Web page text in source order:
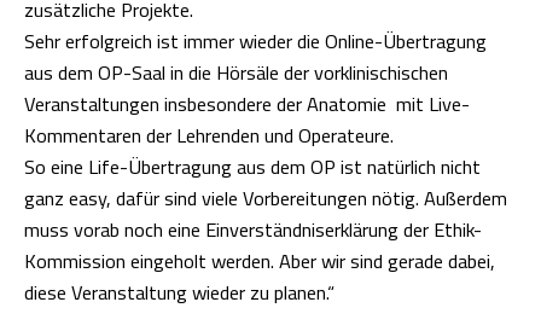
zusätzliche Projekte.
Sehr erfolgreich ist immer wieder die Online-Übertragung
aus dem OP-Saal in die Hörsäle der vorklinischischen
Veranstaltungen insbesondere der Anatomie mit Live-
Kommentaren der Lehrenden und Operateure.
So eine Life-Übertragung aus dem OP ist natürlich nicht
ganz easy, dafür sind viele Vorbereitungen nötig. Außerdem
muss vorab noch eine Einverständniserklärung der Ethik-
Kommission eingeholt werden. Aber wir sind gerade dabei,
diese Veranstaltung wieder zu planen.“